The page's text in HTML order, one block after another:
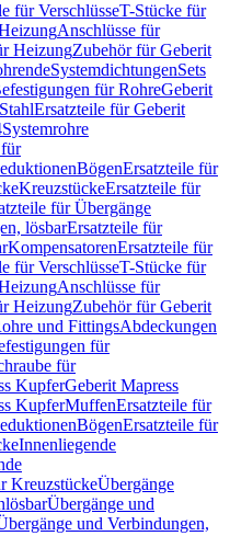
für VerschlüsseT-Stücke für
Anschlüsse für
HeizungZubehör für Geberit
SystemdichtungenSets
für RohreGeberit
Ersatzteile für Geberit
Systemrohre
BögenErsatzteile für
KreuzstückeErsatzteile für
für Übergänge
lösbarErsatzteile für
KompensatorenErsatzteile für
für VerschlüsseT-Stücke für
Anschlüsse für
HeizungZubehör für Geberit
und FittingsAbdeckungen
für
für
KupferGeberit Mapress
KupferMuffenErsatzteile für
BögenErsatzteile für
Innenliegende
KreuzstückeÜbergänge
Übergänge und
und Verbindungen,